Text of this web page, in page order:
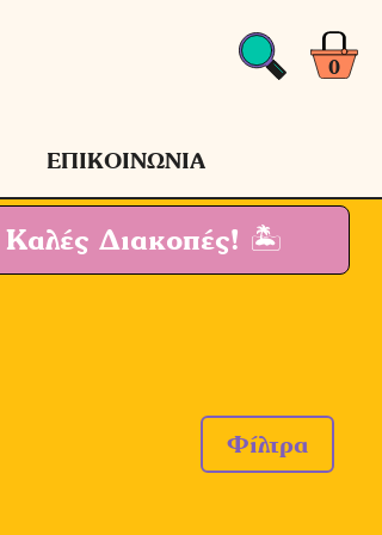
0
ΕΠΙΚΟΙΝΩΝΙΑ
Καλές Διακοπές! 🏝
Φίλτρα